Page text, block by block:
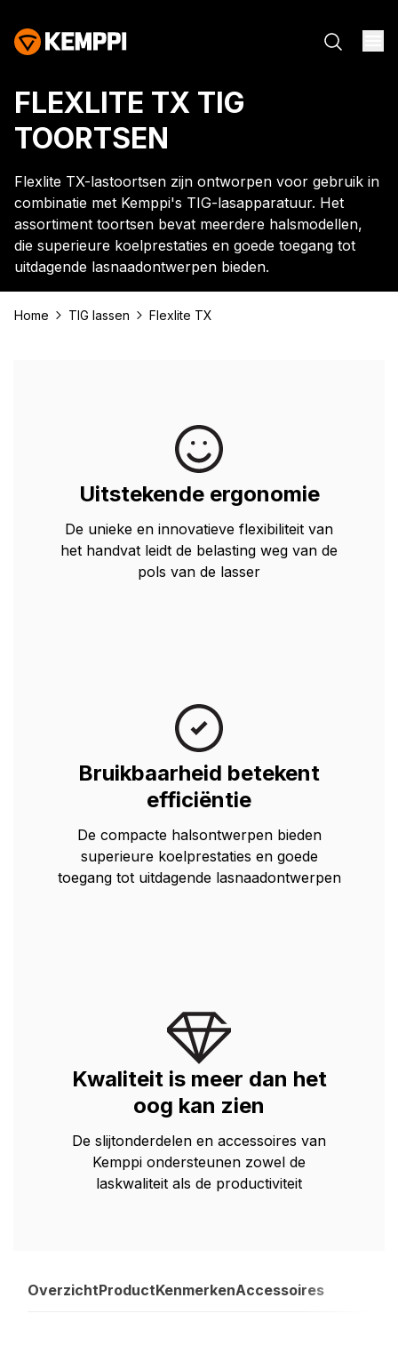
FLEXLITE TX TIG
TOORTSEN
Flexlite TX-lastoortsen zijn ontworpen voor gebruik in
combinatie met Kemppi's TIG-lasapparatuur. Het
assortiment toortsen bevat meerdere halsmodellen,
die superieure koelprestaties en goede toegang tot
uitdagende lasnaadontwerpen bieden.
Home TIG lassen Flexlite TX
Uitstekende ergonomie
De unieke en innovatieve flexibiliteit van
het handvat leidt de belasting weg van de
pols van de lasser
Bruikbaarheid betekent
efficiëntie
De compacte halsontwerpen bieden
superieure koelprestaties en goede
toegang tot uitdagende lasnaadontwerpen
Kwaliteit is meer dan het
oog kan zien
De slijtonderdelen en accessoires van
Kemppi ondersteunen zowel de
laskwaliteit als de productiviteit
OverzichtProductKenmerkenAccessoires